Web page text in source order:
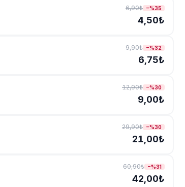
6,90₺ −%35
4,50₺
9,90₺ −%32
6,75₺
12,90₺ −%30
9,00₺
29,90₺ −%30
21,00₺
60,90₺ −%31
42,00₺